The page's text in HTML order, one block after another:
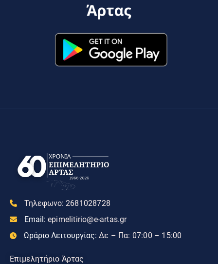
Τηλεφωνο: 2681028728
Email: epimelitirio@e-artas.gr
Ωράριο Λειτουργίας: Δε – Πα: 07:00 – 15:00
Επιμελητήριο Άρτας